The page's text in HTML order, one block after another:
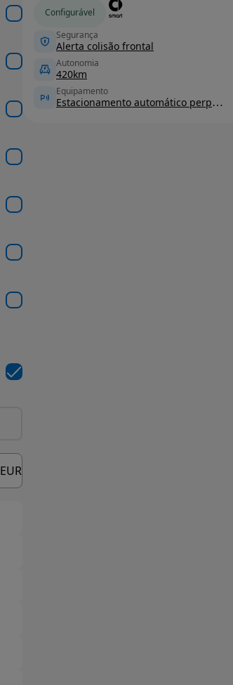
EUR
Configurável
Segurança
Alerta colisão frontal
Autonomia
420km
Equipamento
Estacionamento automático perpendicular